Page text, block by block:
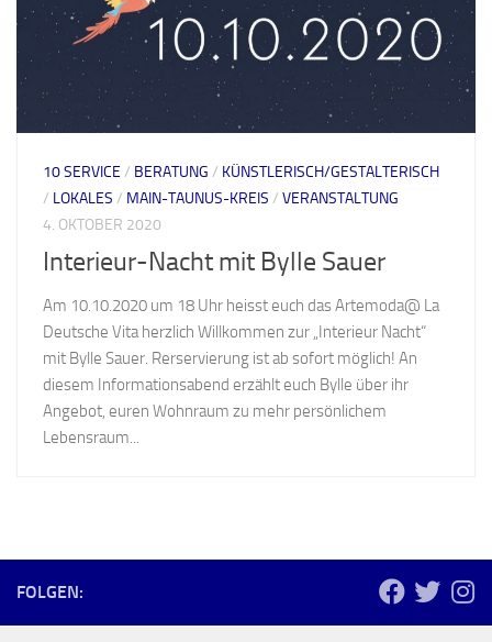
10 SERVICE / BERATUNG / KÜNSTLERISCH/GESTALTERISCH
/ LOKALES / MAIN-TAUNUS-KREIS / VERANSTALTUNG
4. OKTOBER 2020
Interieur-Nacht mit Bylle Sauer
Am 10.10.2020 um 18 Uhr heisst euch das Artemoda@ La
Deutsche Vita herzlich Willkommen zur „Interieur Nacht“
mit Bylle Sauer. Rerservierung ist ab sofort möglich! An
diesem Informationsabend erzählt euch Bylle über ihr
Angebot, euren Wohnraum zu mehr persönlichem
Lebensraum...
FOLGEN: